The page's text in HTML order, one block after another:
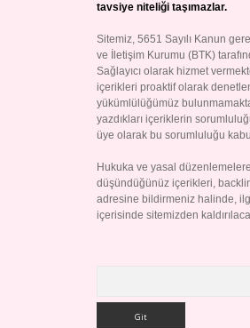
tavsiye niteliği taşımazlar.
Sitemiz, 5651 Sayılı Kanun
ve İletişim Kurumu (BTK)
Sağlayıcı olarak hizmet
içerikleri proaktif olarak
yükümlülüğümüz
yazdıkları içeriklerin
üye olarak bu sorumluluğu
Hukuka ve yasal
düşündüğünüz içerikleri,
adresine bildirmeniz halinde,
içerisinde sitemizden